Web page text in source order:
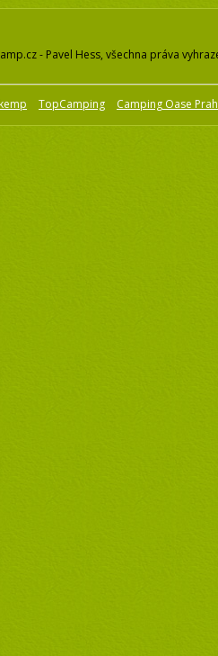
- Pavel Hess, všechna práva
TopCamping Camping Oase